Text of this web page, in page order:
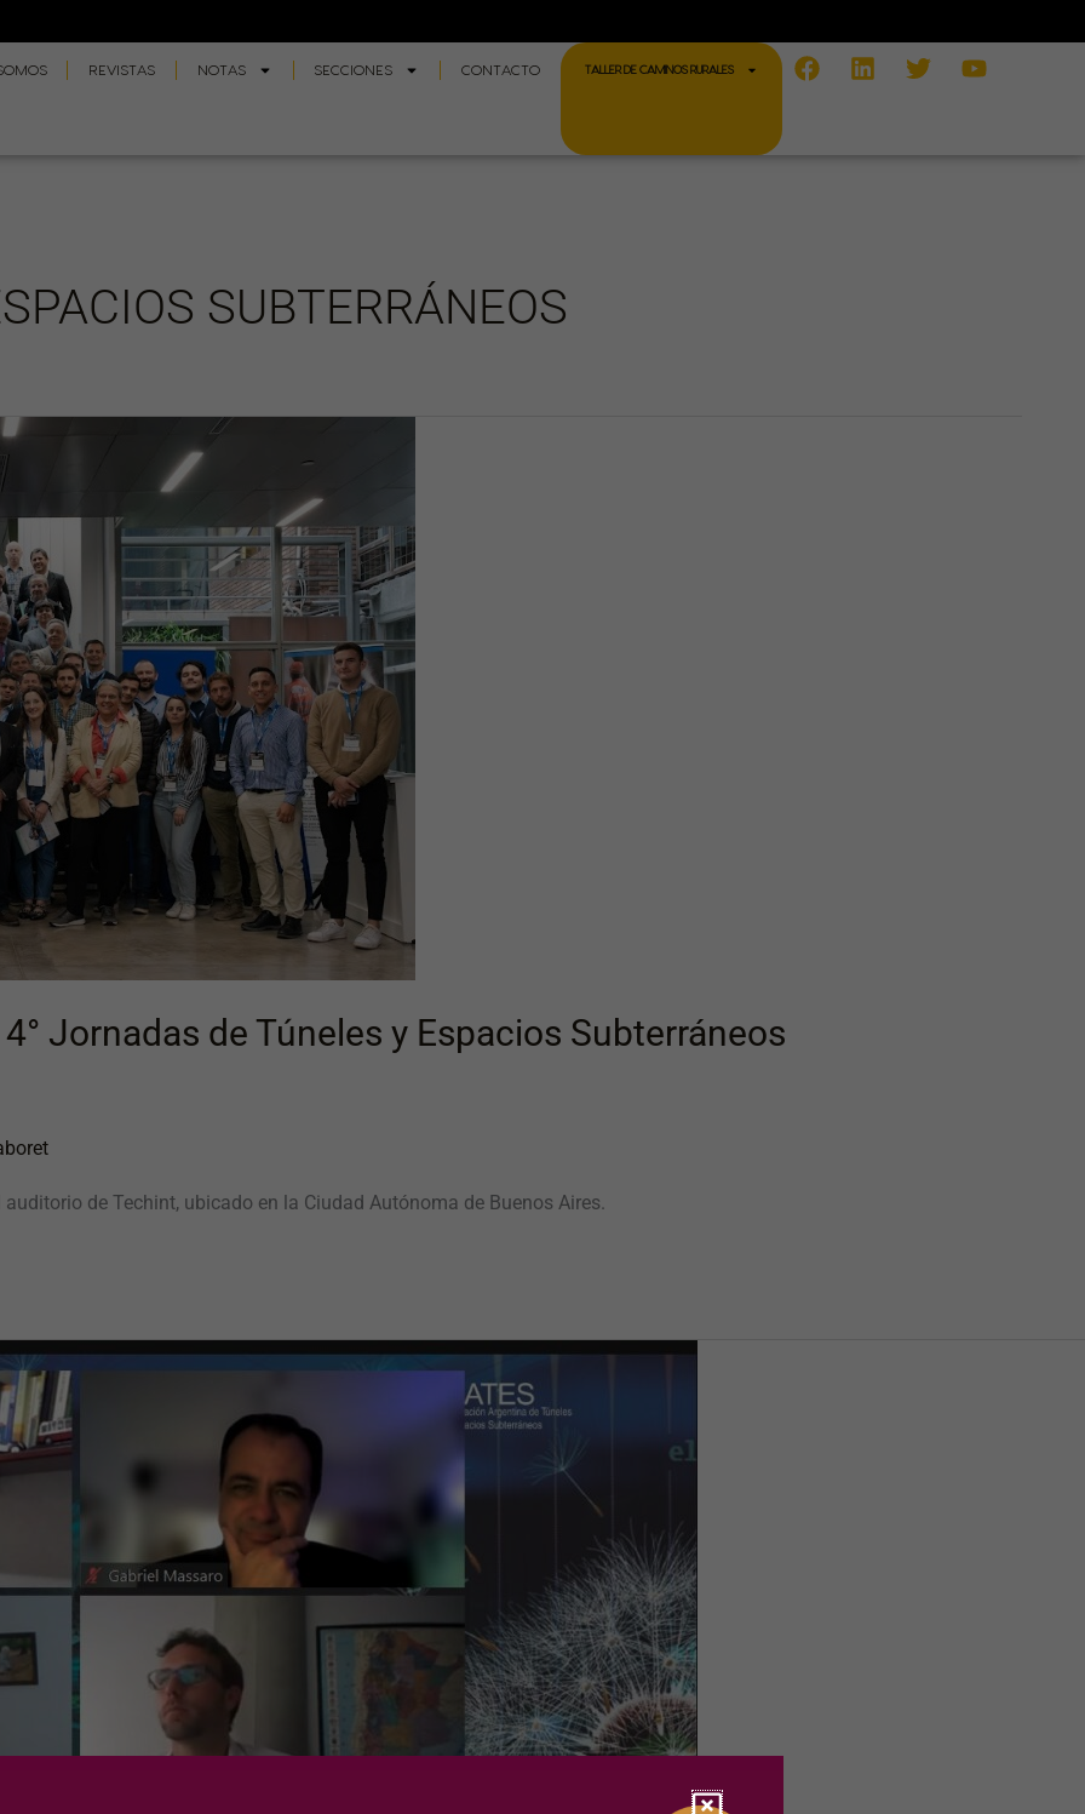
REVISTAS NOTAS SECCIONES CONTACTO TALLER DE CAMINOS RURALES
Facebook
LinkedinTwitterYoutube
SUBTERRÁNEOS
Jornadas de Túneles y Espacios Subterráneos
de Techint, ubicado en la Ciudad Autónoma de Buenos Aires.